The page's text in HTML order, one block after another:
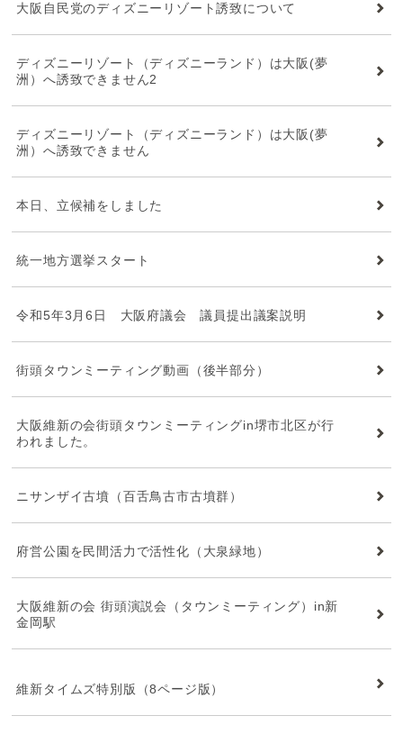
大阪自民党のディズニーリゾート誘致について
ディズニーリゾート（ディズニーランド）は大阪(夢
洲）へ誘致できません2
ディズニーリゾート（ディズニーランド）は大阪(夢
洲）へ誘致できません
本日、立候補をしました
統一地方選挙スタート
令和5年3月6日 大阪府議会 議員提出議案説明
街頭タウンミーティング動画（後半部分）
大阪維新の会街頭タウンミーティングin堺市北区が行
われました。
ニサンザイ古墳（百舌鳥古市古墳群）
府営公園を民間活力で活性化（大泉緑地）
大阪維新の会 街頭演説会（タウンミーティング）in新
金岡駅
維新タイムズ特別版（8ページ版）